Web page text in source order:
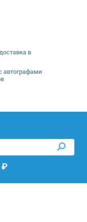
в
автографами